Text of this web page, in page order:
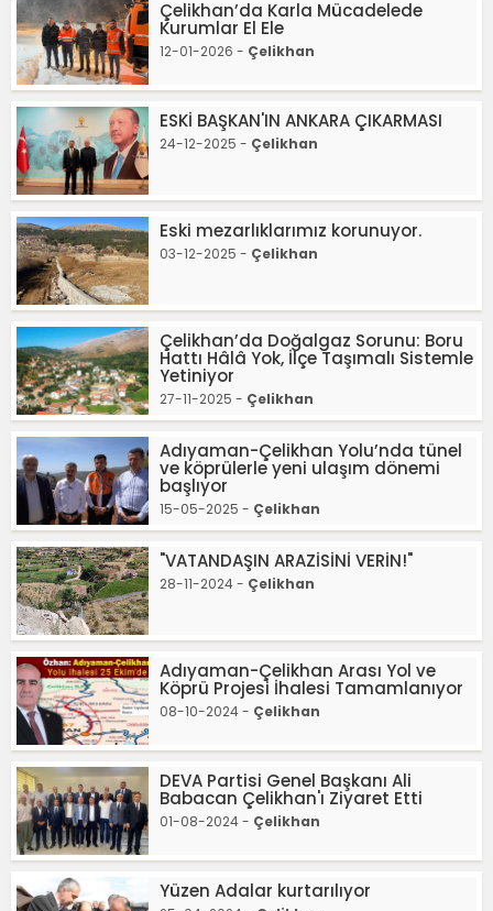
Çelikhan’da Karla Mücadelede
Kurumlar El Ele
12-01-2026 - Çelikhan
ESKİ BAŞKAN'IN ANKARA ÇIKARMASI
24-12-2025 - Çelikhan
Eski mezarlıklarımız korunuyor.
03-12-2025 - Çelikhan
Çelikhan’da Doğalgaz Sorunu: Boru
Hattı Hâlâ Yok, İlçe Taşımalı Sistemle
Yetiniyor
27-11-2025 - Çelikhan
Adıyaman-Çelikhan Yolu’nda tünel
ve köprülerle yeni ulaşım dönemi
başlıyor
15-05-2025 - Çelikhan
"VATANDAŞIN ARAZİSİNİ VERİN!"
28-11-2024 - Çelikhan
Adıyaman-Çelikhan Arası Yol ve
Köprü Projesi İhalesi Tamamlanıyor
08-10-2024 - Çelikhan
DEVA Partisi Genel Başkanı Ali
Babacan Çelikhan'ı Ziyaret Etti
01-08-2024 - Çelikhan
Yüzen Adalar kurtarılıyor